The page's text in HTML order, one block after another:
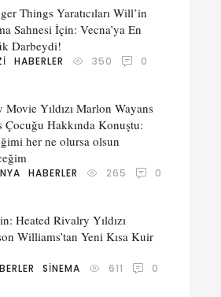
Things Yaratıcıları Will’in
Sahnesi İçin: Vecna’ya En
Darbeydi!
HABERLER 350 0
Movie Yıldızı Marlon Wayans
Çocuğu Hakkında Konuştu:
her ne olursa olsun
HABERLER 265 0
Heated Rivalry Yıldızı
Williams’tan Yeni Kısa Kuir
SINEMA 611 0